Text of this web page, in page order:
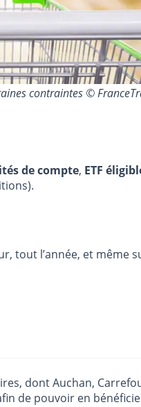
contraintes ©
de compte, ETF
tout l’année, et
dont Auchan,
de pouvoir en